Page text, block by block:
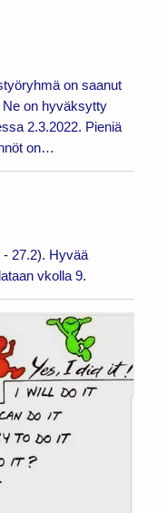
on saanut
on hyväksytty
2.3.2022. Pieniä
on…
27.2). Hyvää
vkolla 9.